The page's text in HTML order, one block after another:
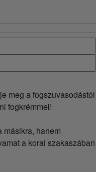
meg a fogszuvasodástól
fogkrémmel!
másikra, hanem
a korai szakaszában